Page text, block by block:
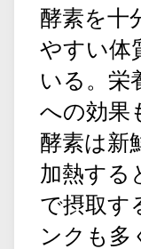
酵素を十
やすい体
いる。栄
への効果
酵素は新
加熱する
で摂取す
ンクも多